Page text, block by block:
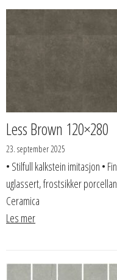
Less Brown 120×280
23. september 2025
• Stilfull kalkstein imitasjon •
uglassert, frostsikker
Ceramica
Les mer